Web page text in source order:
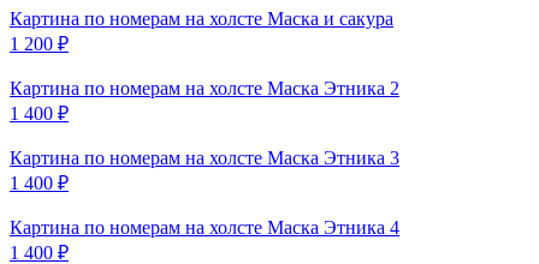
Картина по номерам на холсте Маска и сакура
1 200 ₽
Картина по номерам на холсте Маска Этника 2
1 400 ₽
Картина по номерам на холсте Маска Этника 3
1 400 ₽
Картина по номерам на холсте Маска Этника 4
1 400 ₽